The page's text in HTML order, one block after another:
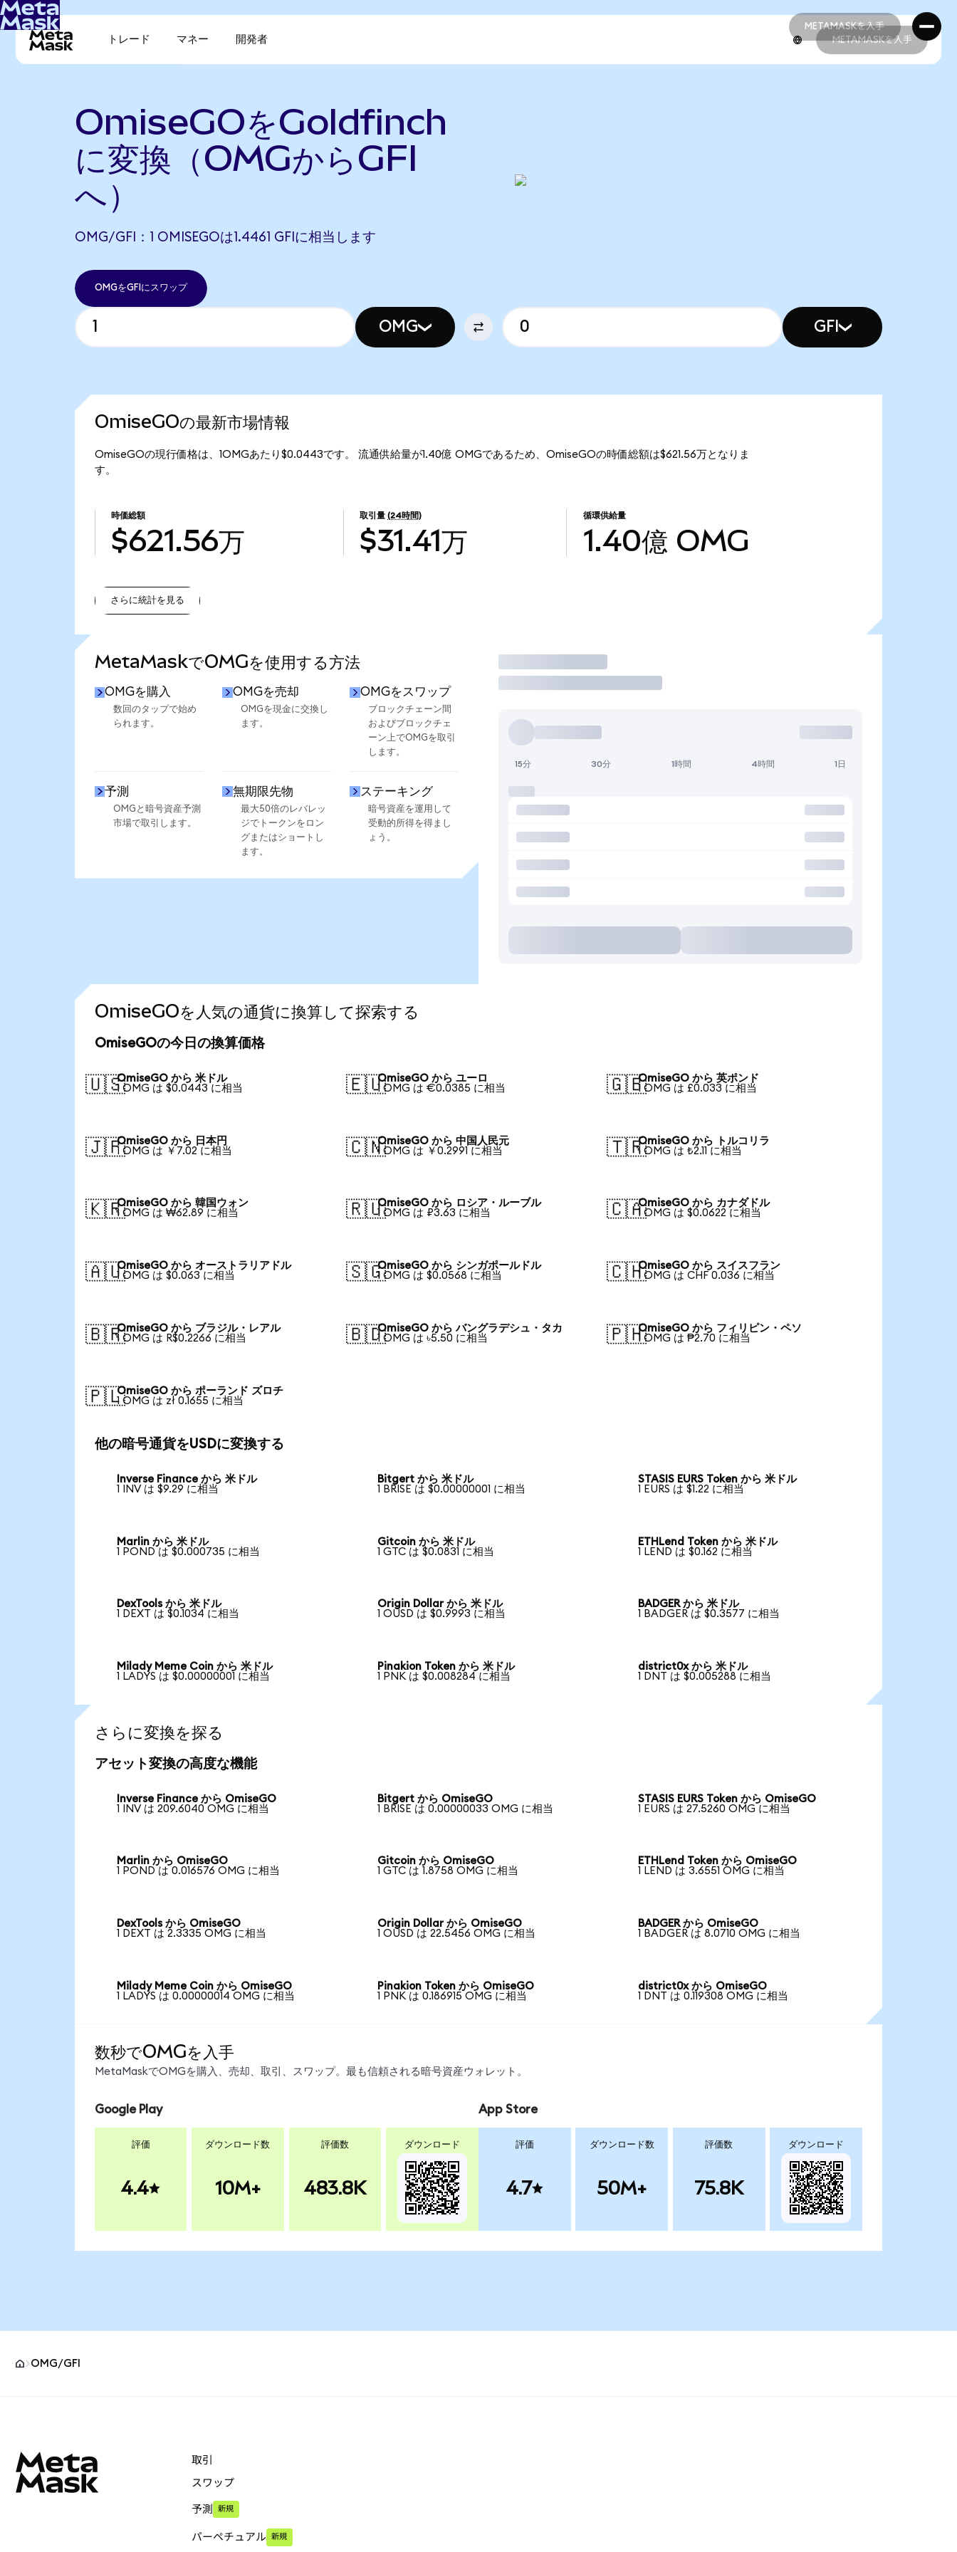
METAMASKを入手
METAMASKを入手
トレード マネー 開発者 METAMASKを入手
OmiseGOをGoldfinch
に変換（OMGからGFI
へ）
OMG/GFI：1 OMISEGOは1.4461 GFIに相当します
OMGをGFIにスワップ
OMG GFI
OmiseGOの最新市場情報
OmiseGOの現行価格は、1OMGあたり$0.0443です。 流通供給量が1.40億 OMGであるため、OmiseGOの時価総額は$621.56万となりま
す。
時価総額
$621.56万
取引量 (24時間)
$31.41万
循環供給量
1.40億 OMG
さらに統計を見る
MetaMaskでOMGを使用する方法
OMGを購入
数回のタップで始め
られます。
OMGを売却
OMGを現金に交換し
ます。
OMGをスワップ
ブロックチェーン間
およびブロックチェ
ーン上でOMGを取引
します。
予測
OMGと暗号資産予測
市場で取引します。
無期限先物
最大50倍のレバレッ
ジでトークンをロン
グまたはショートし
ます。
ステーキング
暗号資産を運用して
受動的所得を得まし
ょう。
取引
15分 30分 1時間 4時間 1日
OmiseGOを人気の通貨に換算して探索する
OmiseGOの今日の換算価格
🇺🇸OmiseGO から 米ドル
1 OMG は $0.0443 に相当
🇪🇺OmiseGO から ユーロ
1 OMG は €0.0385 に相当
🇬🇧OmiseGO から 英ポンド
1 OMG は £0.033 に相当
🇯🇵OmiseGO から 日本円
1 OMG は ￥7.02 に相当
🇨🇳OmiseGO から 中国人民元
1 OMG は ￥0.2991 に相当
🇹🇷OmiseGO から トルコリラ
1 OMG は ₺2.11 に相当
🇰🇷OmiseGO から 韓国ウォン
1 OMG は ₩62.89 に相当
🇷🇺OmiseGO から ロシア・ルーブル
1 OMG は ₽3.63 に相当
🇨🇦OmiseGO から カナダドル
1 OMG は $0.0622 に相当
🇦🇺OmiseGO から オーストラリアドル
1 OMG は $0.063 に相当
🇸🇬OmiseGO から シンガポールドル
1 OMG は $0.0568 に相当
🇨🇭OmiseGO から スイスフラン
1 OMG は CHF 0.036 に相当
🇧🇷OmiseGO から ブラジル・レアル
1 OMG は R$0.2266 に相当
🇧🇩OmiseGO から バングラデシュ・タカ
1 OMG は ৳5.50 に相当
🇵🇭OmiseGO から フィリピン・ペソ
1 OMG は ₱2.70 に相当
🇵🇱OmiseGO から ポーランド ズロチ
1 OMG は zł 0.1655 に相当
他の暗号通貨をUSDに変換する
Inverse Finance から 米ドル
1 INV は $9.29 に相当
Bitgert から 米ドル
1 BRISE は $0.00000001 に相当
STASIS EURS Token から 米ドル
1 EURS は $1.22 に相当
Marlin から 米ドル
1 POND は $0.000735 に相当
Gitcoin から 米ドル
1 GTC は $0.0831 に相当
ETHLend Token から 米ドル
1 LEND は $0.162 に相当
DexTools から 米ドル
1 DEXT は $0.1034 に相当
Origin Dollar から 米ドル
1 OUSD は $0.9993 に相当
BADGER から 米ドル
1 BADGER は $0.3577 に相当
Milady Meme Coin から 米ドル
1 LADYS は $0.00000001 に相当
Pinakion Token から 米ドル
1 PNK は $0.008284 に相当
district0x から 米ドル
1 DNT は $0.005288 に相当
さらに変換を探る
アセット変換の高度な機能
Inverse Finance から OmiseGO
1 INV は 209.6040 OMG に相当
Bitgert から OmiseGO
1 BRISE は 0.00000033 OMG に相当
STASIS EURS Token から OmiseGO
1 EURS は 27.5260 OMG に相当
Marlin から OmiseGO
1 POND は 0.016576 OMG に相当
Gitcoin から OmiseGO
1 GTC は 1.8758 OMG に相当
ETHLend Token から OmiseGO
1 LEND は 3.6551 OMG に相当
DexTools から OmiseGO
1 DEXT は 2.3335 OMG に相当
Origin Dollar から OmiseGO
1 OUSD は 22.5456 OMG に相当
BADGER から OmiseGO
1 BADGER は 8.0710 OMG に相当
Milady Meme Coin から OmiseGO
1 LADYS は 0.00000014 OMG に相当
Pinakion Token から OmiseGO
1 PNK は 0.186915 OMG に相当
district0x から OmiseGO
1 DNT は 0.119308 OMG に相当
数秒でOMGを入手
MetaMaskでOMGを購入、売却、取引、スワップ。最も信頼される暗号資産ウォレット。
Google Play
評価
4.4
ダウンロード数
10M+
評価数
483.8K
ダウンロード
App Store
評価
4.7
ダウンロード数
50M+
評価数
75.8K
ダウンロード
OMG/GFI
取引
スワップ
予測 新規
パーペチュアル 新規